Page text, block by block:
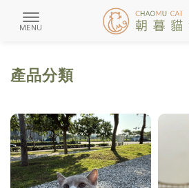
產品分類